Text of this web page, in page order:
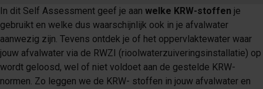
In dit Self Assessment geef je aan welke KRW-stoffen je
gebruikt en welke dus waarschijnlijk ook in je afvalwater
aanwezig zijn. Tevens ontdek je of het oppervlaktewater waar
jouw afvalwater via de RWZI (rioolwaterzuiveringsinstallatie) op
wordt geloosd, wel of niet voldoet aan de gestelde KRW-
normen. Zo leggen we de KRW- stoffen in jouw afvalwater en